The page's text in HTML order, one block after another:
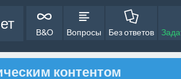
В&О Вопросы Без ответов
контентом